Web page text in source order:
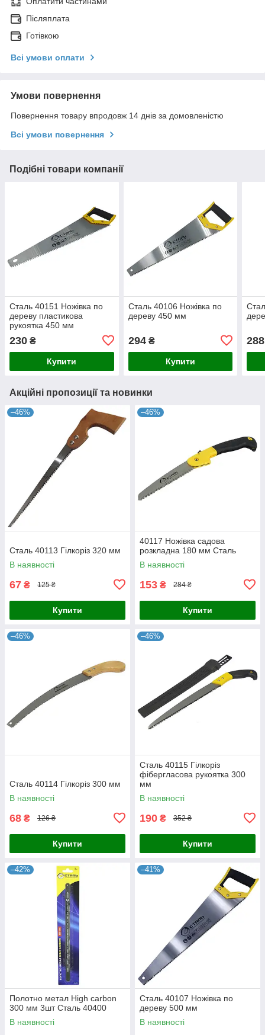
Післяплата
Готівкою
Всі умови оплати
Умови повернення
Повернення товару впродовж 14 днів за домовленістю
Всі умови повернення
Подібні товари компанії
Сталь 40151 Ножівка по
дереву пластикова
рукоятка 450 мм
230 ₴
Купити
Сталь 40106 Ножівка по
дереву 450 мм
294₴
Купити
288
Акційні пропозиції та новинки
–46%
Сталь 40113 Гілкоріз 320 мм
В наявності
67 ₴ 125 ₴
Купити
–46%
40117 Ножівка садова
розкладна 180 мм Сталь
В наявності
153 ₴ 284 ₴
Купити
–46%
Сталь 40114 Гілкоріз 300 мм
В наявності
68 ₴ 126 ₴
Купити
–46%
Сталь 40115 Гілкоріз
фібергласова рукоятка 300
мм
В наявності
190 ₴ 352 ₴
Купити
–42%
Полотно метал High carbon
300 мм 3шт Сталь 40400
В наявності
–41%
Сталь 40107 Ножівка по
дереву 500 мм
В наявності